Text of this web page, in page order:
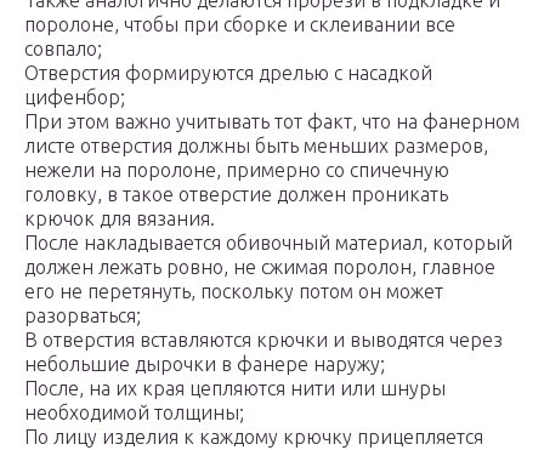
поролоне, чтобы при сборке и склеивании все
совпало;
Отверстия формируются дрелью с насадкой
цифенбор;
При этом важно учитывать тот факт, что на фанерном
листе отверстия должны быть меньших размеров,
нежели на поролоне, примерно со спичечную
головку, в такое отверстие должен проникать
крючок для вязания.
После накладывается обивочный материал, который
должен лежать ровно, не сжимая поролон, главное
его не перетянуть, поскольку потом он может
разорваться;
В отверстия вставляются крючки и выводятся через
небольшие дырочки в фанере наружу;
После, на их края цепляются нити или шнуры
необходимой толщины;
По лицу изделия к каждому крючку прицепляется